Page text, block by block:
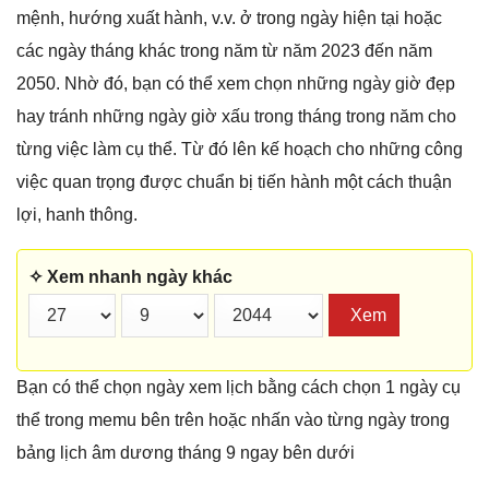
mệnh, hướng xuất hành, v.v. ở trong ngày hiện tại hoặc
các ngày tháng khác trong năm từ năm 2023 đến năm
2050. Nhờ đó, bạn có thể xem chọn những ngày giờ đẹp
hay tránh những ngày giờ xấu trong tháng trong năm cho
từng việc làm cụ thể. Từ đó lên kế hoạch cho những công
việc quan trọng được chuẩn bị tiến hành một cách thuận
lợi, hanh thông.
✧ Xem nhanh ngày khác
Xem
Bạn có thể chọn ngày xem lịch bằng cách chọn 1 ngày cụ
thể trong memu bên trên hoặc nhấn vào từng ngày trong
bảng lịch âm dương tháng 9 ngay bên dưới